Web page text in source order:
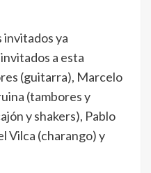
invitados ya
a esta
(guitarra), Marcelo
(tambores y
y shakers), Pablo
Vilca (charango) y